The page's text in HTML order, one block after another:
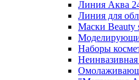
Линия Аква
Линия для
Маски Beauty
Наборы